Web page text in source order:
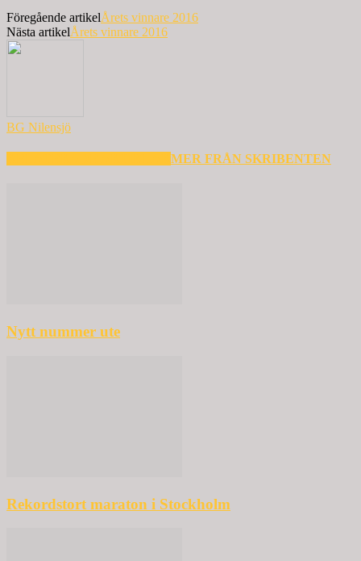
Föregående artikelÅrets vinnare 2016
Nästa artikelÅrets vinnare 2016
BG Nilensjö
MER FRÅN SKRIBENTEN
Nytt nummer ute
Rekordstort maraton i Stockholm